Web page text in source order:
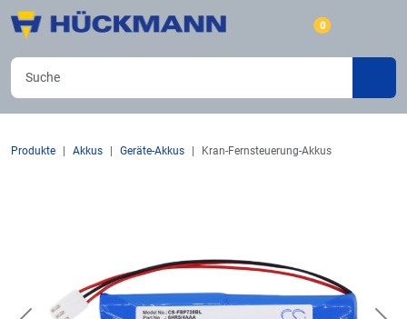
0
Produkte Akkus Geräte-Akkus Kran-Fernsteuerung-Akkus